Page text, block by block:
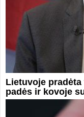
Lietuvoje
padės ir kovoje